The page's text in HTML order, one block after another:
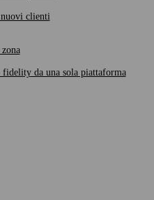
clienti
da una sola piattaforma